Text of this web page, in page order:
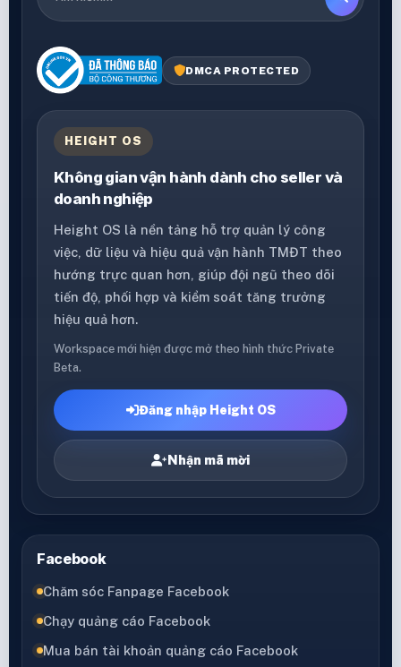
DMCA PROTECTED
HEIGHT OS
Không gian vận hành dành cho seller và
doanh nghiệp
Height OS là nền tảng hỗ trợ quản lý công
việc, dữ liệu và hiệu quả vận hành TMĐT theo
hướng trực quan hơn, giúp đội ngũ theo dõi
tiến độ, phối hợp và kiểm soát tăng trưởng
hiệu quả hơn.
Workspace mới hiện được mở theo hình thức Private
Beta.
Đăng nhập Height OS
Nhận mã mời
Facebook
Chăm sóc Fanpage Facebook
Chạy quảng cáo Facebook
Mua bán tài khoản quảng cáo Facebook